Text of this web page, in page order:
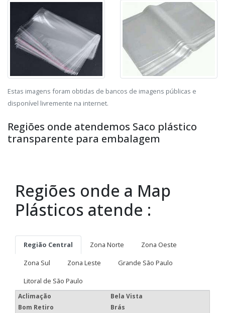
Estas imagens foram obtidas de bancos de imagens públicas e
disponível livremente na internet.
Regiões onde atendemos Saco plástico
transparente para embalagem
Regiões onde a Map
Plásticos atende :
Região Central Zona Norte
Zona Oeste
Zona Sul
Zona Leste
Grande São Paulo
Litoral de São Paulo
Aclimação
Bela Vista
Bom Retiro
Brás